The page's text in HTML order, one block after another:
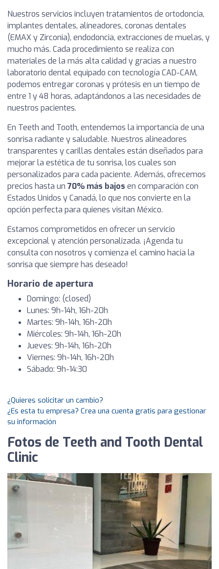
Nuestros servicios incluyen tratamientos de ortodoncia,
implantes dentales, alineadores, coronas dentales
(EMAX y Zirconia), endodoncia, extracciones de muelas, y
mucho más. Cada procedimiento se realiza con
materiales de la más alta calidad y gracias a nuestro
laboratorio dental equipado con tecnología CAD-CAM,
podemos entregar coronas y prótesis en un tiempo de
entre 1 y 48 horas, adaptándonos a las necesidades de
nuestros pacientes.
En Teeth and Tooth, entendemos la importancia de una
sonrisa radiante y saludable. Nuestros alineadores
transparentes y carillas dentales están diseñados para
mejorar la estética de tu sonrisa, los cuales son
personalizados para cada paciente. Además, ofrecemos
precios hasta un 70% más bajos en comparación con
Estados Unidos y Canadá, lo que nos convierte en la
opción perfecta para quienes visitan México.
Estamos comprometidos en ofrecer un servicio
excepcional y atención personalizada. ¡Agenda tu
consulta con nosotros y comienza el camino hacia la
sonrisa que siempre has deseado!
Horario de apertura
Domingo: (closed)
Lunes: 9h-14h, 16h-20h
Martes: 9h-14h, 16h-20h
Miércoles: 9h-14h, 16h-20h
Jueves: 9h-14h, 16h-20h
Viernes: 9h-14h, 16h-20h
Sábado: 9h-14:30
¿Quieres solicitar un cambio?
¿Es esta tu empresa? Crea una cuenta gratis para gestionar
su información
Fotos de Teeth and Tooth Dental
Clinic